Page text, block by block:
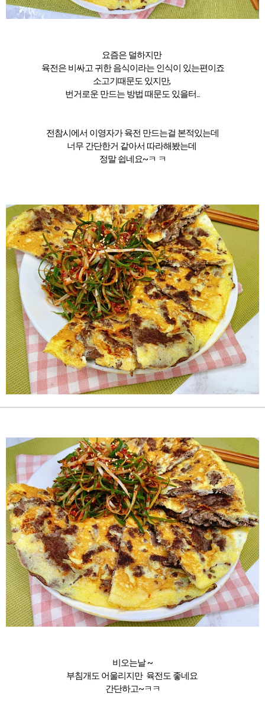
요즘은 덜하지만
육전은 비싸고 귀한 음식이라는 인식이 있는편이죠
소고기때문도 있지만,
번거로운 만드는 방법 때문도 있을터...
전참시에서 이영자가 육전 만드는걸 본적있는데
너무 간단한거 같아서 따라해봤는데
정말 쉽네요~ㅋ ㅋ
비오는날 ~
부침개도 어울리지만 육전도 좋네요
간단하고~ㅋㅋ